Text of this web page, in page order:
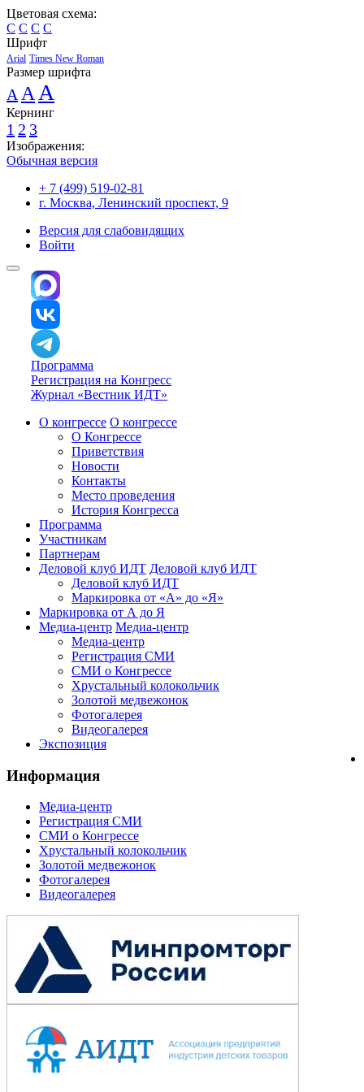
Цветовая схема:
C C C C
Шрифт
Arial Times New Roman
Размер шрифта
A A A
Кернинг
1 2 3
Изображения:
Обычная версия
+ 7 (499) 519-02-81
г. Москва, Ленинский проспект, 9
Версия для слабовидящих
Войти
Программа
Регистрация на Конгресс
Журнал «Вестник ИДТ»
О конгрессе О конгрессе
О Конгрессе
Приветствия
Новости
Контакты
Место проведения
История Конгресса
Программа
Участникам
Партнерам
Деловой клуб ИДТ Деловой клуб ИДТ
Деловой клуб ИДТ
Маркировка от «А» до «Я»
Маркировка от А до Я
Медиа-центр Медиа-центр
Медиа-центр
Регистрация СМИ
СМИ о Конгрессе
Хрустальный колокольчик
Золотой медвежонок
Фотогалерея
Видеогалерея
Экспозиция
Информация
Медиа-центр
Регистрация СМИ
СМИ о Конгрессе
Хрустальный колокольчик
Золотой медвежонок
Фотогалерея
Видеогалерея